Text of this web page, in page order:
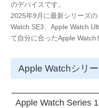
のデバイスです。
2025年9月に最新シリーズ
Watch SE3、Apple Watch
て自分に合ったApple Watch
Apple Watchシリ
Apple Watch Series